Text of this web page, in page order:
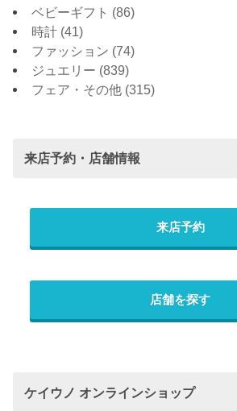
ベビーギフト (86)
時計 (41)
ファッション (74)
ジュエリー (839)
フェア・その他 (315)
来店予約・店舗情報
来店予約
店舗を探す
ケイウノ オンラインショップ